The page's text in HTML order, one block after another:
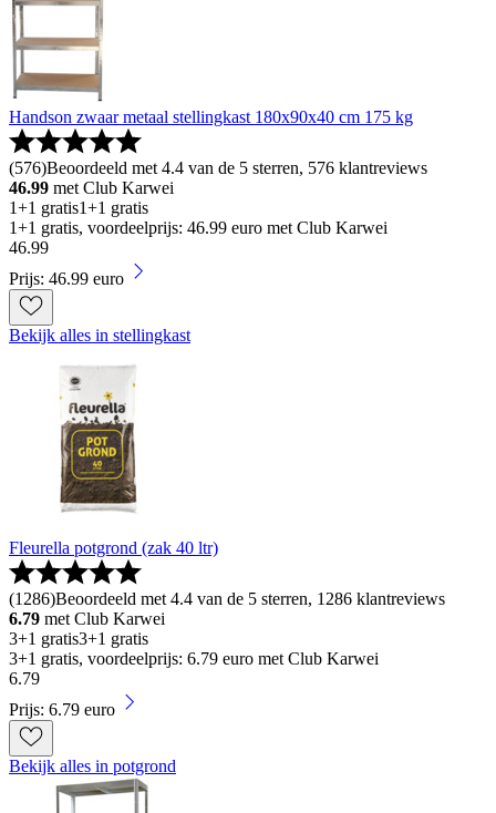
Handson zwaar metaal stellingkast 180x90x40 cm 175 kg
(576)Beoordeeld met 4.4 van de 5 sterren, 576 klantreviews
46.99 met Club Karwei
1+1 gratis1+1 gratis
1+1 gratis, voordeelprijs: 46.99 euro met Club Karwei
46.99
Prijs: 46.99 euro
Bekijk alles in stellingkast
Fleurella potgrond (zak 40 ltr)
(1286)Beoordeeld met 4.4 van de 5 sterren, 1286 klantreviews
6.79 met Club Karwei
3+1 gratis3+1 gratis
3+1 gratis, voordeelprijs: 6.79 euro met Club Karwei
6.79
Prijs: 6.79 euro
Bekijk alles in potgrond